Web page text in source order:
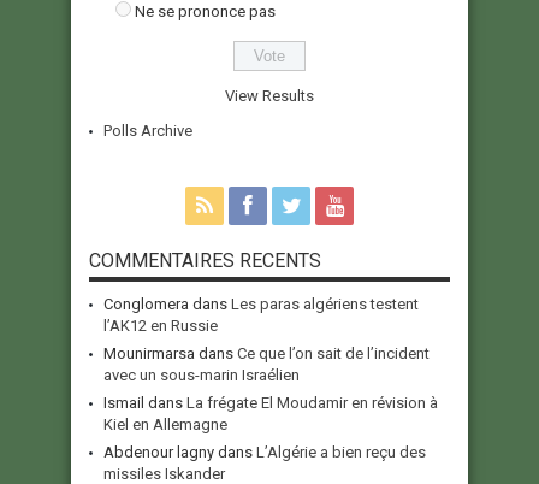
Ne se prononce pas
View Results
Polls Archive
COMMENTAIRES RECENTS
Conglomera dans Les paras algériens testent
l’AK12 en Russie
Mounirmarsa dans Ce que l’on sait de l’incident
avec un sous-marin Israélien
Ismail dans La frégate El Moudamir en révision à
Kiel en Allemagne
Abdenour lagny dans L’Algérie a bien reçu des
missiles Iskander